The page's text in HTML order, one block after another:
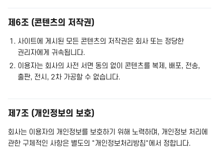
제6조 (콘텐츠의 저작권)
사이트에 게시된 모든 콘텐츠의 저작권은 회사 또는 정당한
권리자에게 귀속됩니다.
이용자는 회사의 사전 서면 동의 없이 콘텐츠를 복제, 배포, 전송,
출판, 전시, 2차 가공할 수 없습니다.
제7조 (개인정보의 보호)
회사는 이용자의 개인정보를 보호하기 위해 노력하며, 개인정보 처리에
관한 구체적인 사항은 별도의 "개인정보처리방침"에서 정합니다.